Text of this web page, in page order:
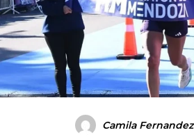
Camila Fernandez